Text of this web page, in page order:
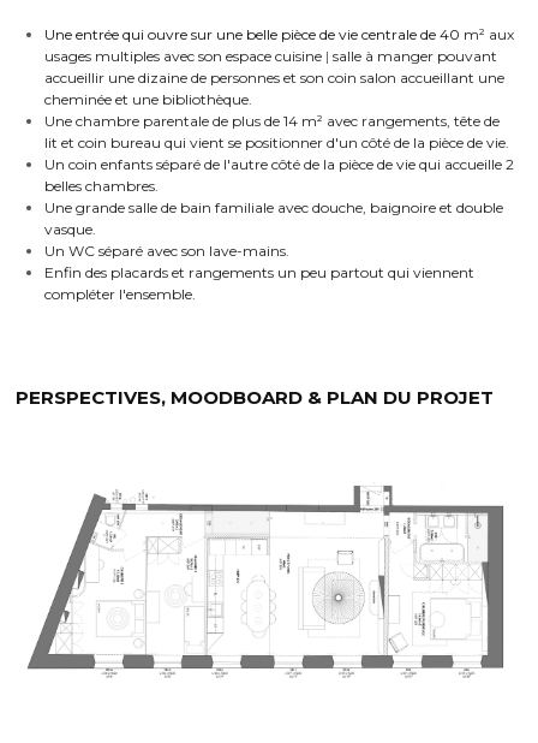
Une entrée qui ouvre sur une belle pièce de vie centrale de 40 m² aux
usages multiples avec son espace cuisine | salle à manger pouvant
accueillir une dizaine de personnes et son coin salon accueillant une
cheminée et une bibliothèque.
Une chambre parentale de plus de 14 m² avec rangements, tête de
lit et coin bureau qui vient se positionner d'un côté de la pièce de vie.
Un coin enfants séparé de l'autre côté de la pièce de vie qui accueille 2
belles chambres.
Une grande salle de bain familiale avec douche, baignoire et double
vasque.
Un WC séparé avec son lave-mains.
Enfin des placards et rangements un peu partout qui viennent
compléter l'ensemble.
PERSPECTIVES, MOODBOARD & PLAN DU PROJET